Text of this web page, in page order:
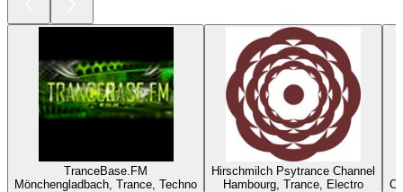
TranceBase.FM
Mönchengladbach, Trance, Techno
Hirschmilch Psytrance Channel
Hambourg, Trance, Electro